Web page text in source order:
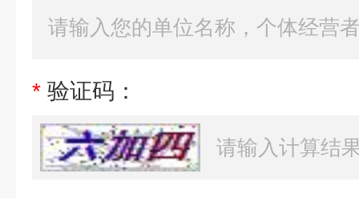
* 验证码：